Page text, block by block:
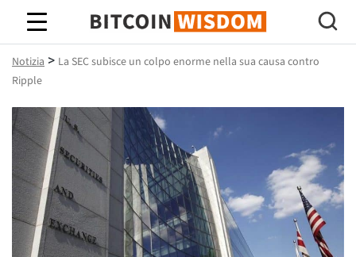
Saggezza Bitcoin
Notizia > La SEC subisce un colpo enorme nella sua causa contro
Ripple